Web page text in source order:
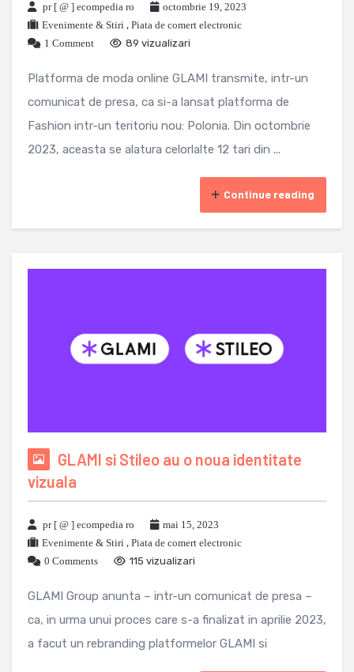
pr [ @ ] ecompedia ro
octombrie 19, 2023
Evenimente & Stiri , Piata de comert electronic
1 Comment
89 vizualizari
Platforma de moda online GLAMI transmite, intr-un
comunicat de presa, ca si-a lansat platforma de
Fashion intr-un teritoriu nou: Polonia. Din octombrie
2023, aceasta se alatura celorlalte 12 tari din ...
Continue reading
GLAMI si Stileo au o noua identitate
vizuala
pr [ @ ] ecompedia ro
mai 15, 2023
Evenimente & Stiri , Piata de comert electronic
0 Comments
115 vizualizari
GLAMI Group anunta – intr-un comunicat de presa –
ca, in urma unui proces care s-a finalizat in aprilie 2023,
a facut un rebranding platformelor GLAMI si